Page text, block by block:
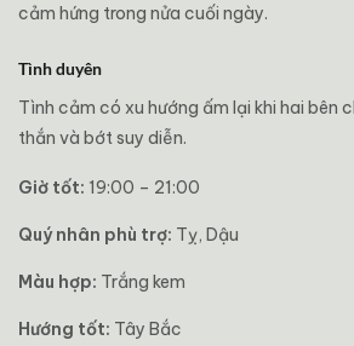
cảm hứng trong nửa cuối ngày.
Tình duyên
Tình cảm có xu hướng ấm lại khi hai bên
thắn và bớt suy diễn.
Giờ tốt: 19:00 – 21:00
Quý nhân phù trợ: Tỵ, Dậu
Màu hợp: Trắng kem
Hướng tốt: Tây Bắc